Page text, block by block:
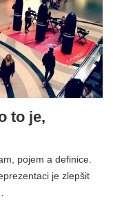
to je,
pojem a definice.
je zlepšit